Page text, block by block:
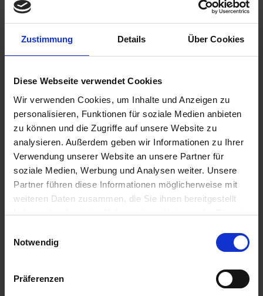
Zustimmung Details Über Cookies
Diese Webseite verwendet Cookies
Wir verwenden Cookies, um Inhalte und Anzeigen zu
personalisieren, Funktionen für soziale Medien anbieten
zu können und die Zugriffe auf unsere Website zu
analysieren. Außerdem geben wir Informationen zu Ihrer
Verwendung unserer Website an unsere Partner für
soziale Medien, Werbung und Analysen weiter. Unsere
Partner führen diese Informationen möglicherweise mit
weiteren Daten zusammen, die Sie ihnen bereitgestellt
haben oder die sie im Rahmen Ihrer Nutzung der Dienste
Cookies, wenn Sie unsere Webseite weiterhin nutzen.
Notwendig
Präferenzen
990,00 €
inkl. ges. USt.,zzgl. Versandkosten
Sofort versandfertig, Lieferzeit ca. 2-4 Werktage innerhalb
Deutschlands
In den Warenkorb
Merken Bewerten
Artikel Nr.: 16112301931
Beschreibung
longer available from BMW. Farbcode 541,...